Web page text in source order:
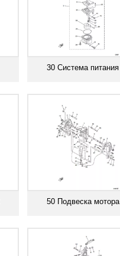
30 Система
50 Подвеска